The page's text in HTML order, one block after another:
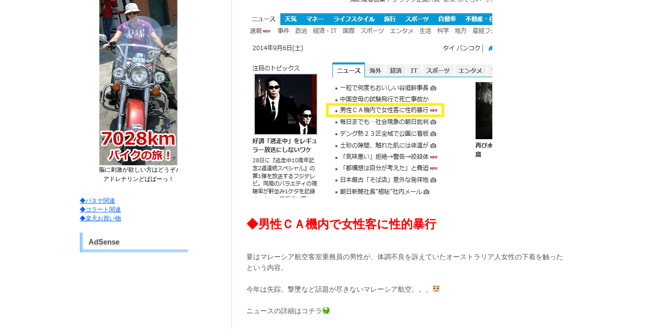
◆男性ＣＡ機内で女性客に性的暴行
要はマレーシア航空客室乗務員の男性が、体調不良を訴えていたオーストラリア人女性の下着を触った
という内容。
今年は失踪、撃墜など話題が尽きないマレーシア航空。。。
ニュースの詳細はコチラ
脳に刺激が欲しい方はどうぞ♪
アドレナリンどばばーっ！
◆パタヤ関連
◆コラート関連
◆楽天お買い物
AdSense